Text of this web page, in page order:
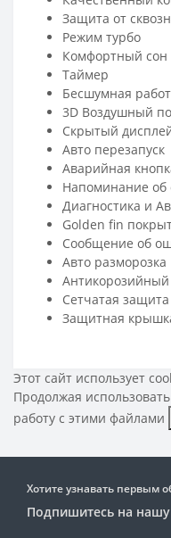
Защита от
Режим турбо
Комфортный сон
Таймер
Бесшумная
3D Воздушный
Скрытый
Авто перезапуск
Аварийная
Напоминание об
Диагностика и
Golden fin
Сообщение об
Авто разморозка
Антикорозийный
Cетчатая
Защитная
Этот сайт использует
Продолжая
работу с этими файлами
Хотите узнавать первым
Подпишитесь на